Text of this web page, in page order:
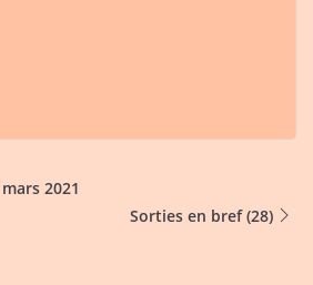
2021
Sorties en bref (28)